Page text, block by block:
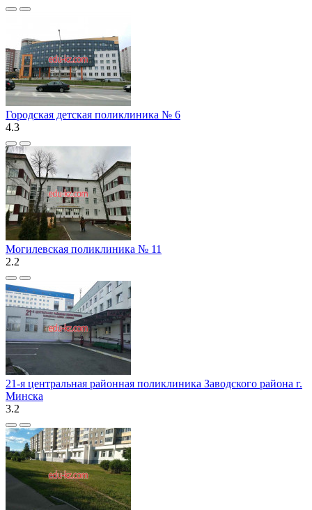
Городская детская поликлиника № 6
4.3
Могилевская поликлиника № 11
2.2
21-я центральная районная поликлиника Заводского района г.
Минска
3.2